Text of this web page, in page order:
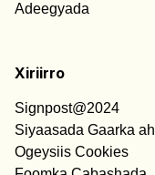
Adeegyada
Xiriirro
Signpost@2024
Siyaasada Gaarka ah
Ogeysiis Cookies